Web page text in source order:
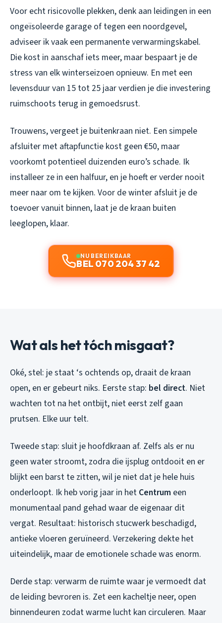
Voor echt risicovolle plekken, denk aan leidingen in een
ongeïsoleerde garage of tegen een noordgevel,
adviseer ik vaak een permanente verwarmingskabel.
Die kost in aanschaf iets meer, maar bespaart je de
stress van elk winterseizoen opnieuw. En met een
levensduur van 15 tot 25 jaar verdien je die investering
ruimschoots terug in gemoedsrust.
Trouwens, vergeet je buitenkraan niet. Een simpele
afsluiter met aftapfunctie kost geen €50, maar
voorkomt potentieel duizenden euro’s schade. Ik
installeer ze in een halfuur, en je hoeft er verder nooit
meer naar om te kijken. Voor de winter afsluit je de
toevoer vanuit binnen, laat je de kraan buiten
leeglopen, klaar.
NU BEREIKBAAR
BEL 070 204 37 42
Wat als het tóch misgaat?
Oké, stel: je staat ‘s ochtends op, draait de kraan
open, en er gebeurt niks. Eerste stap: bel direct. Niet
wachten tot na het ontbijt, niet eerst zelf gaan
prutsen. Elke uur telt.
Tweede stap: sluit je hoofdkraan af. Zelfs als er nu
geen water stroomt, zodra die ijsplug ontdooit en er
blijkt een barst te zitten, wil je niet dat je hele huis
onderloopt. Ik heb vorig jaar in het Centrum een
monumentaal pand gehad waar de eigenaar dit
vergat. Resultaat: historisch stucwerk beschadigd,
antieke vloeren geruïneerd. Verzekering dekte het
uiteindelijk, maar de emotionele schade was enorm.
Derde stap: verwarm de ruimte waar je vermoedt dat
de leiding bevroren is. Zet een kacheltje neer, open
binnendeuren zodat warme lucht kan circuleren. Maar